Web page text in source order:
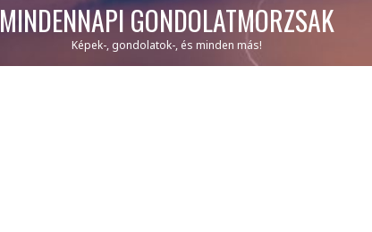
MINDENNAPI GONDOLATMORZSÁK
Képek-, gondolatok-, és minden más!